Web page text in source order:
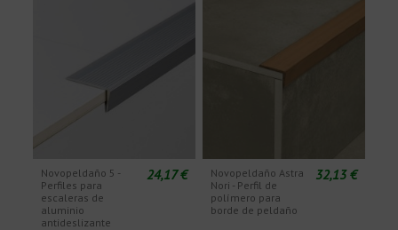
Novopeldaño 5 -
Perfiles para
escaleras de
aluminio
antideslizante
24,17 €
Novopeldaño Astra
Nori - Perfil de
polímero para
borde de peldaño
32,13 €